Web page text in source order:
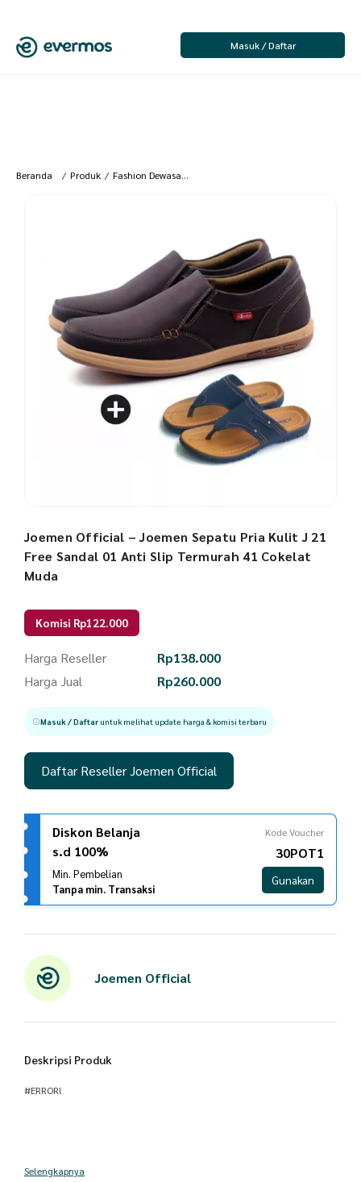
Masuk / Daftar
Beranda / Produk / Fashion Dewasa /
Joemen Official – Joemen Sepatu Pria Kulit J 21
Free Sandal 01 Anti Slip Termurah 41 Cokelat
Muda
Komisi Rp122.000
Harga Reseller Rp138.000
Harga Jual
Rp260.000
Masuk / Daftaruntuk melihat update harga & komisi terbaru
Daftar Reseller Joemen Official
Diskon Belanja
s.d 100%
Min. Pembelian
Tanpa min. Transaksi
Kode Voucher
30POT1
Gunakan
Joemen Official
Deskripsi Produk
#ERROR!
Selengkapnya